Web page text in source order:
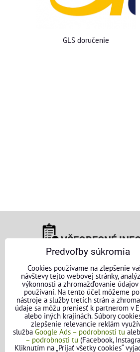
GLS doručenie
VŠEOBECNÉ
Obchodné podmienky
Obchodné podmienky
Ochrana osobných
Reklamačný poriadok
Formulár na
Predvoľby súkromia
Cookies používame na zlepšenie
návštevy tejto webovej stránky,
výkonnosti a zhromažďovanie
používaní. Na tento účel môžeme
nástroje a služby tretích strán a
údaje sa môžu preniesť k partnerom v
alebo iných krajinách. Súbory
zlepšenie relevancie reklám
služba Google Ads – podrobnosti tu
– podrobnosti tu (Facebook,
Kliknutím na „Prijať všetky cookies“